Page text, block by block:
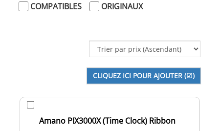
COMPATIBLES ORIGINAUX
Amano PIX3000X (Time Clock) Ribbon